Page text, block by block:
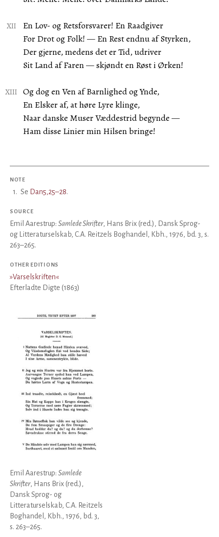
En Lov- og Retsforsvarer! En Raadgiver
For Drot og Folk! — En Rest endnu af Styrken,
Der gjerne, medens det er Tid, udriver
Sit Land af Faren — skjøndt en Røst i Ørken!
Og dog en Ven af Barnlighed og Ynde,
En Elsker af, at høre Lyre klinge,
Naar danske Muser Væddestrid begynde —
Ham disse Linier min Hilsen bringe!
NOTE
1. Se Dan5,25–28.
SOURCE
Emil Aarestrup: Samlede Skrifter, Hans Brix (red.), Dansk Sprog-
og Litteraturselskab, C.A. Reitzels Boghandel, Kbh., 1976, bd. 3, s.
263–265.
OTHER EDITIONS
»Varselskriften«
Efterladte Digte (1863)
Emil Aarestrup: Samlede
Skrifter, Hans Brix (red.),
Dansk Sprog- og
Litteraturselskab, C.A. Reitzels
Boghandel, Kbh., 1976, bd. 3,
s. 263–265.